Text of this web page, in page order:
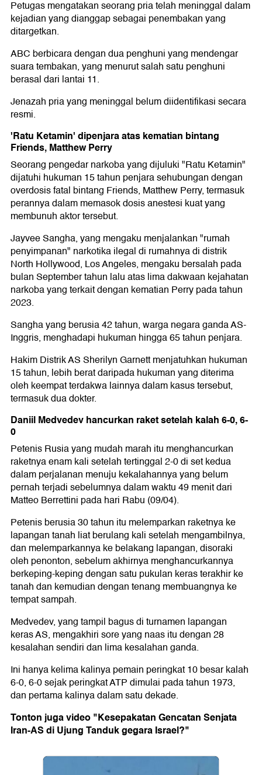
Petugas mengatakan seorang pria telah meninggal dalam
kejadian yang dianggap sebagai penembakan yang
ditargetkan.
ABC berbicara dengan dua penghuni yang mendengar
suara tembakan, yang menurut salah satu penghuni
berasal dari lantai 11.
Jenazah pria yang meninggal belum diidentifikasi secara
resmi.
'Ratu Ketamin' dipenjara atas kematian bintang
Friends, Matthew Perry
Seorang pengedar narkoba yang dijuluki "Ratu Ketamin"
dijatuhi hukuman 15 tahun penjara sehubungan dengan
overdosis fatal bintang Friends, Matthew Perry, termasuk
perannya dalam memasok dosis anestesi kuat yang
membunuh aktor tersebut.
Jayvee Sangha, yang mengaku menjalankan "rumah
penyimpanan" narkotika ilegal di rumahnya di distrik
North Hollywood, Los Angeles, mengaku bersalah pada
bulan September tahun lalu atas lima dakwaan kejahatan
narkoba yang terkait dengan kematian Perry pada tahun
2023.
Sangha yang berusia 42 tahun, warga negara ganda AS-
Inggris, menghadapi hukuman hingga 65 tahun penjara.
Hakim Distrik AS Sherilyn Garnett menjatuhkan hukuman
15 tahun, lebih berat daripada hukuman yang diterima
oleh keempat terdakwa lainnya dalam kasus tersebut,
termasuk dua dokter.
Daniil Medvedev hancurkan raket setelah kalah 6-0, 6-
0
Petenis Rusia yang mudah marah itu menghancurkan
raketnya enam kali setelah tertinggal 2-0 di set kedua
dalam perjalanan menuju kekalahannya yang belum
pernah terjadi sebelumnya dalam waktu 49 menit dari
Matteo Berrettini pada hari Rabu (09/04).
Petenis berusia 30 tahun itu melemparkan raketnya ke
lapangan tanah liat berulang kali setelah mengambilnya,
dan melemparkannya ke belakang lapangan, disoraki
oleh penonton, sebelum akhirnya menghancurkannya
berkeping-keping dengan satu pukulan keras terakhir ke
tanah dan kemudian dengan tenang membuangnya ke
tempat sampah.
Medvedev, yang tampil bagus di turnamen lapangan
keras AS, mengakhiri sore yang naas itu dengan 28
kesalahan sendiri dan lima kesalahan ganda.
Ini hanya kelima kalinya pemain peringkat 10 besar kalah
6-0, 6-0 sejak peringkat ATP dimulai pada tahun 1973,
dan pertama kalinya dalam satu dekade.
Tonton juga video "Kesepakatan Gencatan Senjata
Iran-AS di Ujung Tanduk gegara Israel?"